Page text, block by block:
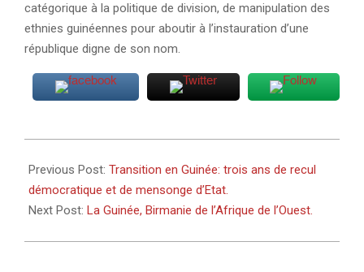
catégorique à la politique de division, de manipulation des
ethnies guinéennes pour aboutir à l’instauration d’une
république digne de son nom.
12-
26
Previous Post: Transition en Guinée: trois ans de recul
démocratique et de mensonge d’Etat.
Next Post: La Guinée, Birmanie de l’Afrique de l’Ouest.